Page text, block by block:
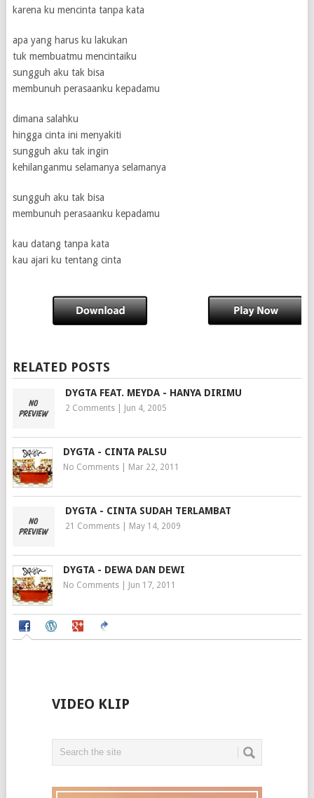
karena ku mencinta tanpa kata
apa yang harus ku lakukan
tuk membuatmu mencintaiku
sungguh aku tak bisa
membunuh perasaanku kepadamu
dimana salahku
hingga cinta ini menyakiti
sungguh aku tak ingin
kehilanganmu selamanya selamanya
sungguh aku tak bisa
membunuh perasaanku kepadamu
kau datang tanpa kata
kau ajari ku tentang cinta
RELATED POSTS
DYGTA FEAT. MEYDA - HANYA DIRIMU
2 Comments| Jun 4, 2005
DYGTA - CINTA PALSU
No Comments| Mar 22, 2011
DYGTA - CINTA SUDAH TERLAMBAT
21 Comments| May 14, 2009
DYGTA - DEWA DAN DEWI
No Comments| Jun 17, 2011
VIDEO KLIP